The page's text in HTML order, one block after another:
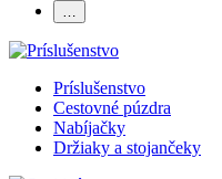
…
Príslušenstvo
Cestovné púzdra
Nabíjačky
Držiaky a stojančeky